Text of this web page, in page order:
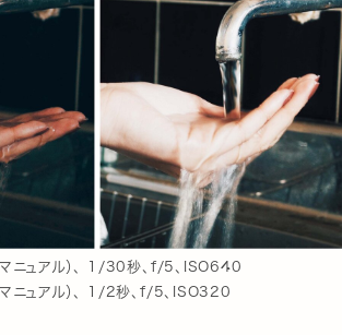
マニュアル）、 1/30秒、f/5、ISO640
マニュアル）、 1/2秒、f/5、ISO320